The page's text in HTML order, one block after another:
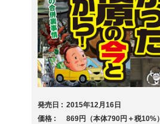
発売日
2015年12月16日
価格
869円（本体790円＋税10%）